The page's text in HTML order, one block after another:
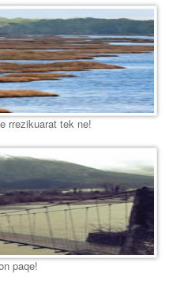
rrezikuarat tek ne!
paqe!